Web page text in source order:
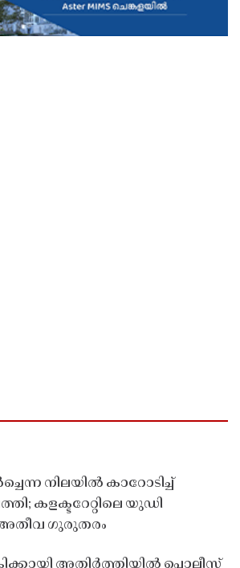
നിലയിൽ കാറോടിച്ച്
കളക്ടറേറ്റിലെ യുഡി
അതീവ ഗുരുതരം